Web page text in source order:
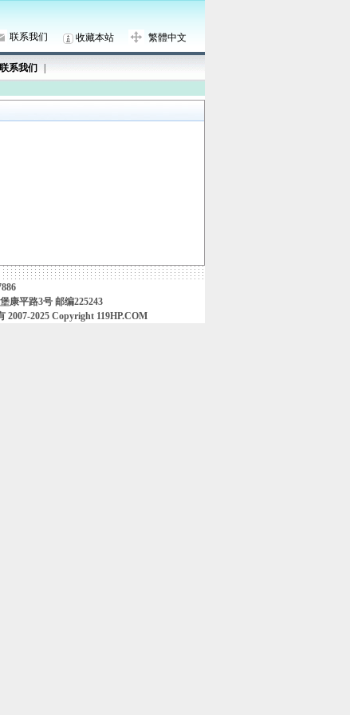
联系我们 收藏本站 繁體中文
联系我们
康平路3号 邮编225243
2025 Copyright 119HP.COM